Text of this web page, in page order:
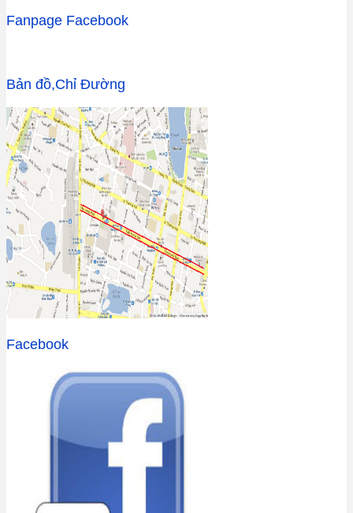
Fanpage Facebook
Bản đồ,Chỉ Đường
Facebook